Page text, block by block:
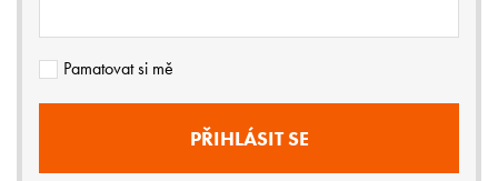
Pamatovat si mě